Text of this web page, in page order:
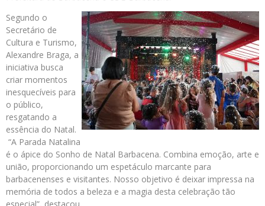
Segundo o
Secretário de
Cultura e Turismo,
Alexandre Braga, a
iniciativa busca
criar momentos
inesquecíveis para
o público,
resgatando a
essência do Natal.
“A Parada Natalina
é o ápice do Sonho de Natal Barbacena. Combina emoção, arte e
união, proporcionando um espetáculo marcante para
barbacenenses e visitantes. Nosso objetivo é deixar impressa na
memória de todos a beleza e a magia desta celebração tão